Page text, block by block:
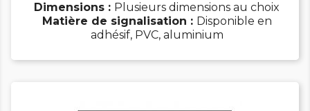
Dimensions : Plusieurs dimensions au choix
Matière de signalisation : Disponible en
adhésif, PVC, aluminium